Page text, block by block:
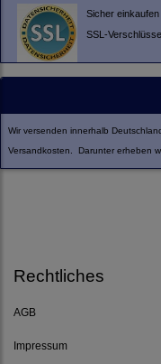
Sicher einkaufen
SSL-
Wir versenden innerhalb
Versandkosten. Darunter erheben
Rechtliches
AGB
Impressum